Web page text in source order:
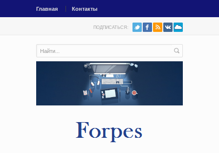
Главная Контакты
ПОДПИСАТЬСЯ: